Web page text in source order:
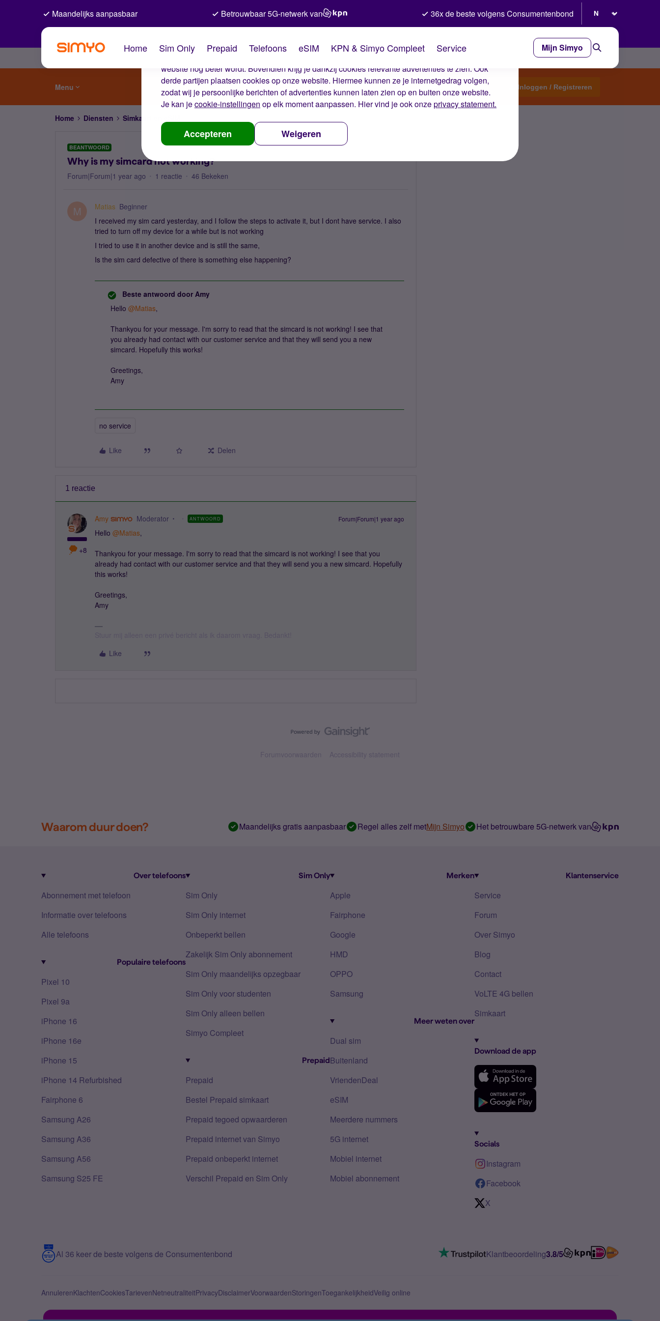
De cookies van Simyo
Wij gebruiken cookies op onze website. Met deze cookies zorgen wij ervoor dat je ervaring op de
website nog beter wordt. Bovendien krijg je dankzij cookies relevante advertenties te zien. Ook
derde partijen plaatsen cookies op onze website. Hiermee kunnen ze je internetgedrag volgen,
zodat wij je persoonlijke berichten of advertenties kunnen laten zien op en buiten onze website.
Je kan jecookie-instellingen op elk moment aanpassen. Hier vind je ook onzeprivacy statement.
Accepteren Weigeren
Maandelijks aanpasbaar Betrouwbaar 5G-netwerk van 36x de beste volgens Consumentenbond
Home Sim Only Prepaid Telefoons eSIM KPN & Simyo Compleet Service Mijn Simyo
Menu Start een topic Inloggen / Registreren
Home Diensten Simkaart en eSIM
BEANTWOORD
Why is my simcard not working?
Forum|Forum|1 year ago 1 reactie 46 Bekeken
M Matias Beginner
I received my sim card yesterday, and I follow the steps to activate it, but I dont have service. I also
tried to turn off my device for a while but is not working
I tried to use it in another device and is still the same,
Is the sim card defective of there is something else happening?
Beste antwoord door Amy
Hello @Matias,
Thankyou for your message. I'm sorry to read that the simcard is not working! I see that
you already had contact with our customer service and that they will send you a new
simcard. Hopefully this works!
Greetings,
Amy
no service
Like Delen
1 reactie
+8
Amy Moderator ANTWOORD Forum|Forum|1 year ago
Hello @Matias,
Thankyou for your message. I'm sorry to read that the simcard is not working! I see that you
already had contact with our customer service and that they will send you a new simcard. Hopefully
this works!
Greetings,
Amy
Like
Forumvoorwaarden Accessibility statement
Waarom duur doen? Maandelijks gratis aanpasbaar Regel alles zelf metMijn Simyo Het betrouwbare 5G-netwerk van
Over telefoons
Abonnement met telefoon
Informatie over telefoons
Alle telefoons
Populaire telefoons
Pixel 10
Pixel 9a
iPhone 16
iPhone 16e
iPhone 15
iPhone 14 Refurbished
Fairphone 6
Samsung A26
Samsung A36
Samsung A56
Samsung S25 FE
Sim Only
Sim Only
Sim Only internet
Onbeperkt bellen
Zakelijk Sim Only abonnement
Sim Only maandelijks opzegbaar
Sim Only voor studenten
Sim Only alleen bellen
Simyo Compleet
Prepaid
Prepaid
Bestel Prepaid simkaart
Prepaid tegoed opwaarderen
Prepaid internet van Simyo
Prepaid onbeperkt internet
Verschil Prepaid en Sim Only
Merken
Apple
Fairphone
Google
HMD
OPPO
Samsung
Meer weten over
Dual sim
Buitenland
VriendenDeal
eSIM
Meerdere nummers
5G internet
Mobiel internet
Mobiel abonnement
Klantenservice
Service
Forum
Over Simyo
Blog
Contact
VoLTE 4G bellen
Simkaart
Download de app
Socials
Instagram
Facebook
X
Al 36 keer de beste volgens de Consumentenbond Klantbeoordeling3.8/5
AnnulerenKlachtenCookiesTarievenNetneutraliteitPrivacyDisclaimerVoorwaardenStoringenToegankelijkheidVeilig online